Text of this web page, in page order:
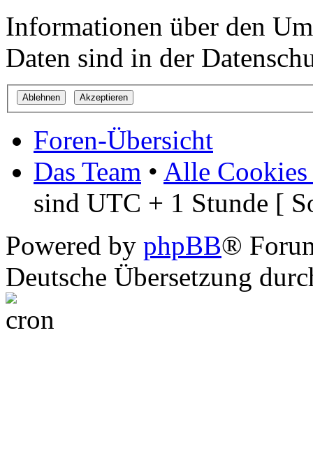
Informationen über den
Daten sind in der
Foren-Übersicht
Das Team • Alle Cookies
sind UTC + 1 Stunde [
Powered by phpBB®
Deutsche Übersetzung